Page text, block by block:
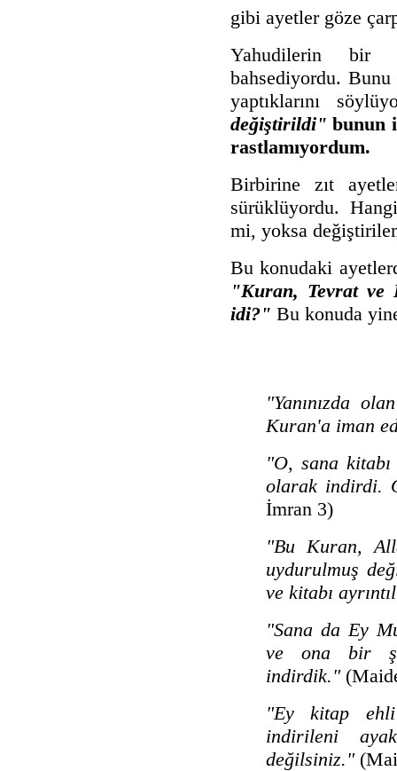
gibi ayetler göze
Yahudilerin bir
bahsediyordu. Bunu
yaptıklarını
değiştirildi" bunun
rastlamıyordum.
Birbirine zıt
sürüklüyordu.
mi, yoksa
Bu konudaki
"Kuran, Tevrat ve
idi?" Bu konuda
"Yanınızda
Kuran'a iman
"O, sana
olarak indirdi.
İmran 3)
"Bu Kuran,
uydurulmuş
ve kitabı
"Sana da Ey
ve ona bir
indirdik."
"Ey kitap
indirileni
değilsiniz."